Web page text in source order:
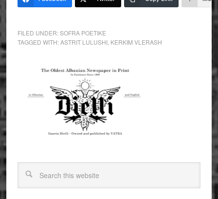
FILED UNDER:SOFRA POETIKE
TAGGED WITH:ASTRIT LULUSHI, KERKIM VLERASH